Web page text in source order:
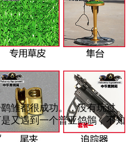
雏都很成功。，没有玩过
又遇到一个普亚鸽鶻，不知